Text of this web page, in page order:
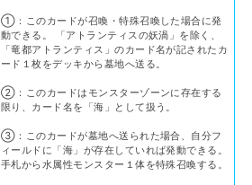
①：このカードが召喚・特殊召喚した場合に発
動できる。 「アトランティスの妖渦」を除く、
「竜都アトランティス」のカード名が記されたカ
ード１枚をデッキから墓地へ送る。
②：このカードはモンスターゾーンに存在する
限り、カード名を「海」として扱う。
③：このカードが墓地へ送られた場合、自分フ
ィールドに「海」が存在していれば発動できる。
手札から水属性モンスター１体を特殊召喚する。